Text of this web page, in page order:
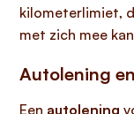
kilometerlimiet,
met zich mee
Autolening
Een autolening